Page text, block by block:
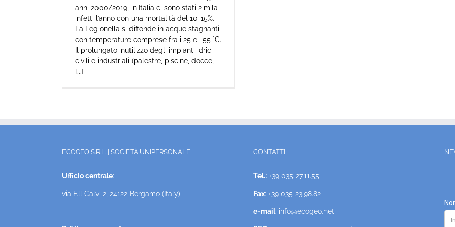
anni 2000/2019, in Italia ci sono stati 2 mila
infetti l’anno con una mortalità del 10-15%.
La Legionella si diffonde in acque stagnanti
con temperature comprese fra i 25 e i 55 °C.
Il prolungato inutilizzo degli impianti idrici
civili e industriali (palestre, piscine, docce,
[...]
ECOGEO S.R.L. | SOCIETÀ UNIPERSONALE
Ufficio centrale:
via F.ll Calvi 2, 24122 Bergamo (Italy)
CONTATTI
Tel.:+39 035 27.11.55
Fax: +39 035 23.98.82
e-mail: info@ecogeo.net